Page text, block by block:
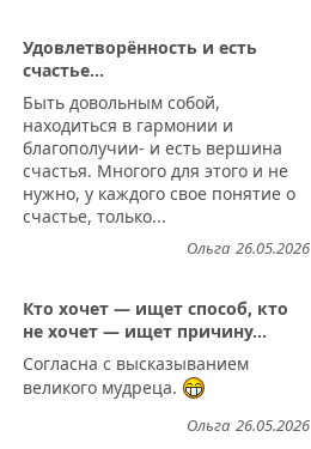
Удовлетворённость и есть
счастье...
Быть довольным собой,
находиться в гармонии и
благополучии- и есть вершина
счастья. Многого для этого и не
нужно, у каждого свое понятие о
счастье, только...
26.05.2026
Ольга
Кто хочет — ищет способ, кто
не хочет — ищет причину...
Согласна с высказыванием
великого мудреца.
26.05.2026
Ольга